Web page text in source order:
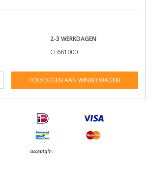
2-3 WERKDAGEN
CL681000
TOEVOEGEN AAN WINKELWAGEN